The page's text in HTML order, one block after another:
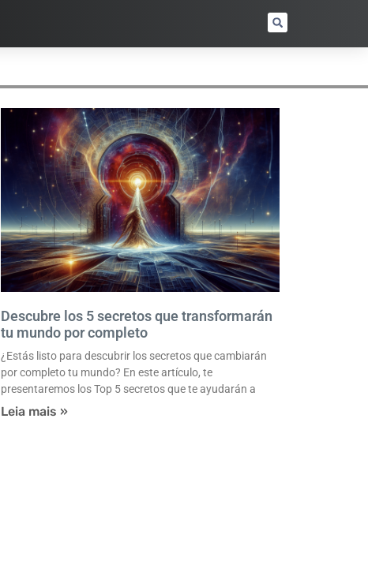
Descubre los 5 secretos que transformarán
tu mundo por completo
¿Estás listo para descubrir los secretos que cambiarán
por completo tu mundo? En este artículo, te
presentaremos los Top 5 secretos que te ayudarán a
Leia mais »